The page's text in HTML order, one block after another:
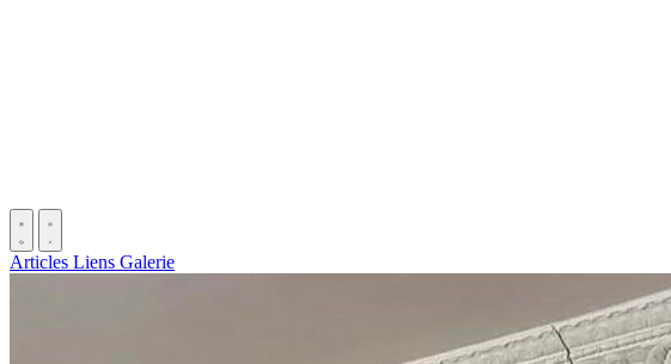
Articles Liens Galerie